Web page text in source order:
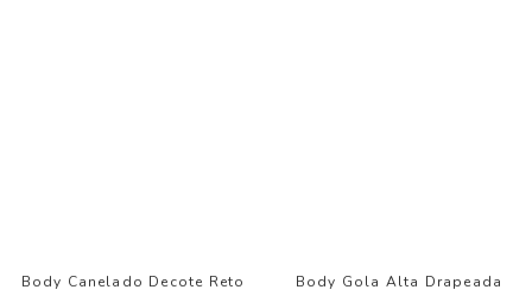
Body Canelado Decote Reto
Body Gola Alta Drapeada